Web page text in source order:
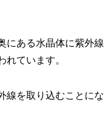
にある水晶体に紫外線
ています。
線を取り込むことにな